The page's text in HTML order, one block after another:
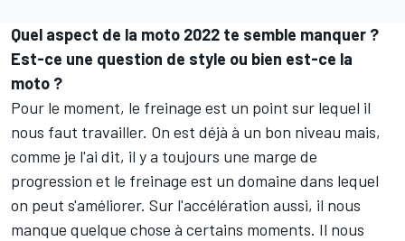
Quel aspect de la moto 2022 te semble manquer ?
Est-ce une question de style ou bien est-ce la
moto ?
Pour le moment, le freinage est un point sur lequel il
nous faut travailler. On est déjà à un bon niveau mais,
comme je l'ai dit, il y a toujours une marge de
progression et le freinage est un domaine dans lequel
on peut s'améliorer. Sur l'accélération aussi, il nous
manque quelque chose à certains moments. Il nous